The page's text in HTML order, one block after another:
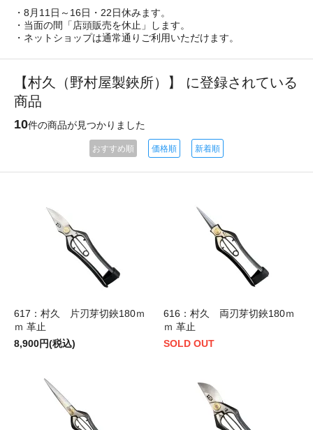
・8月11日～16日・22日休みます。
・当面の間「店頭販売を休止」します。
・ネットショップは通常通りご利用いただけます。
【村久（野村屋製鋏所）】 に登録されている
商品
10件の商品が見つかりました
おすすめ順 価格順 新着順
617：村久 片刃芽切鋏180ｍ
ｍ 革止
8,900円(税込)
616：村久 両刃芽切鋏180ｍ
ｍ 革止
SOLD OUT